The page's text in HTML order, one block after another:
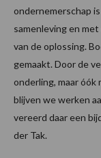
ondernemerschap
samenleving en
van de oplossing.
gemaakt. Door de
onderling, maar óók
blijven we werken
vereerd daar een
der Tak.